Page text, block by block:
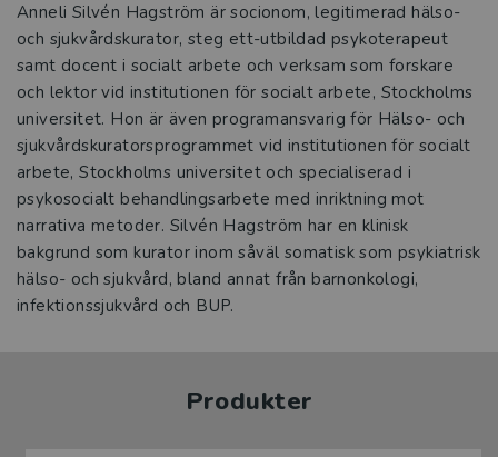
Anneli Silvén Hagström är socionom, legitimerad hälso-
och sjukvårdskurator, steg ett-utbildad psykoterapeut
samt docent i socialt arbete och verksam som forskare
och lektor vid institutionen för socialt arbete, Stockholms
universitet. Hon är även programansvarig för Hälso- och
sjukvårdskuratorsprogrammet vid institutionen för socialt
arbete, Stockholms universitet och specialiserad i
psykosocialt behandlingsarbete med inriktning mot
narrativa metoder. Silvén Hagström har en klinisk
bakgrund som kurator inom såväl somatisk som psykiatrisk
hälso- och sjukvård, bland annat från barnonkologi,
infektionssjukvård och BUP.
Produkter